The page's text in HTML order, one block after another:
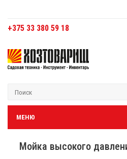
+375 33 380 59 18
МЕНЮ
Мойка высокого